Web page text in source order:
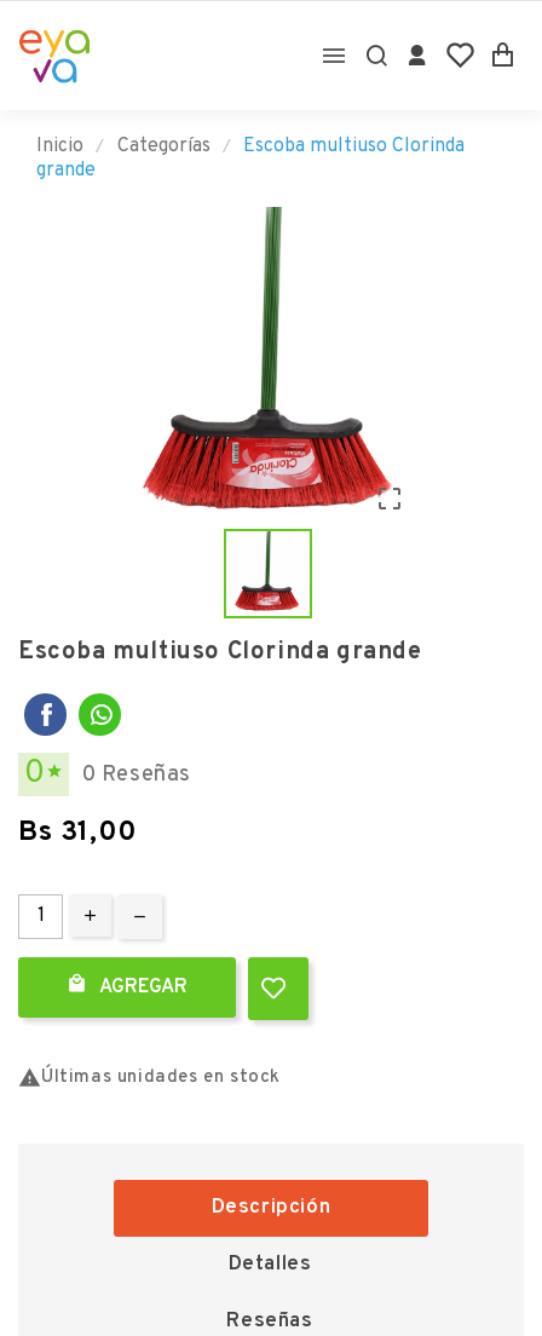

Inicio Categorías
Escoba multiuso Clorinda
grande

Escoba multiuso Clorinda grande
0  0 Reseñas
Bs 31,00
 AGREGAR
Últimas unidades en stock
Descripción
Detalles
Reseñas